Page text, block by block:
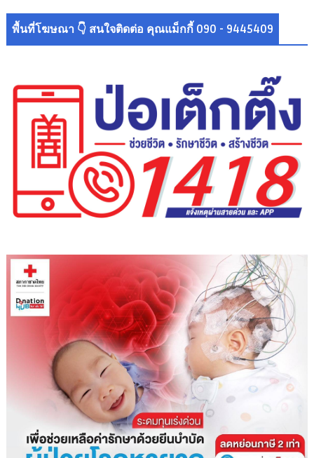
พื้นที่โฆษณา 👇 สนใจติดต่อ คุณแม็กกี้ 090 - 9445409